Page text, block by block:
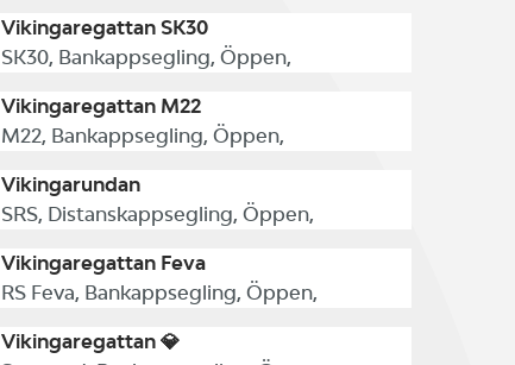
Vikingaregattan SK30
SK30, Bankappsegling, Öppen,
Vikingaregattan M22
M22, Bankappsegling, Öppen,
Vikingarundan
SRS, Distanskappsegling, Öppen,
Vikingaregattan Feva
RS Feva, Bankappsegling, Öppen,
Vikingaregattan 💎